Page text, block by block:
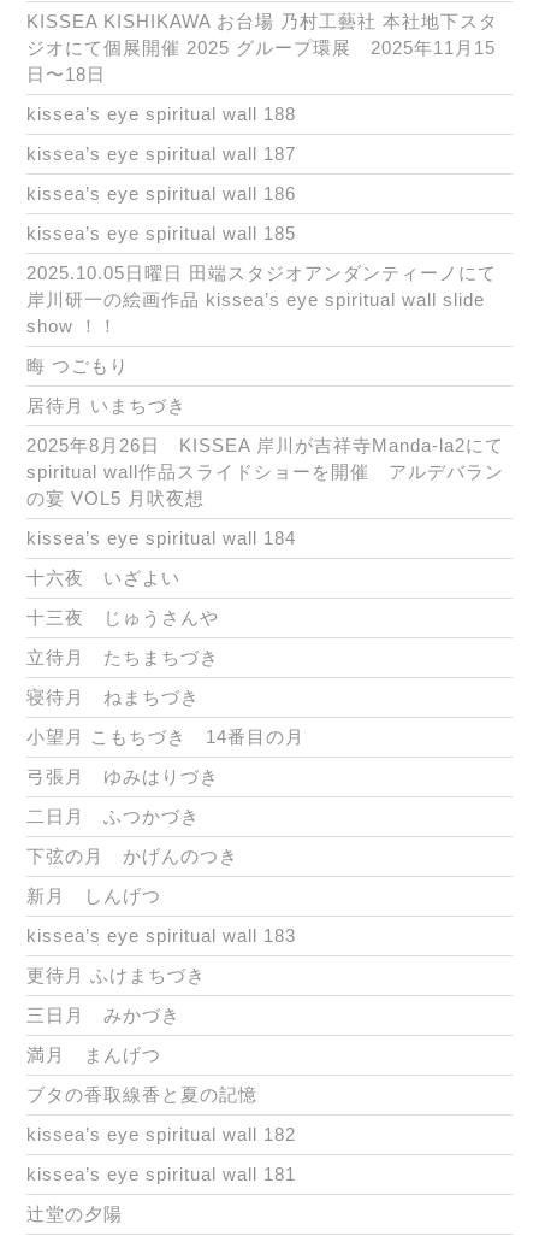
KISSEA KISHIKAWA お台場 乃村工藝社 本社地下スタ
ジオにて個展開催 2025 グループ環展 2025年11月15
日〜18日
kissea’s eye spiritual wall 188
kissea’s eye spiritual wall 187
kissea’s eye spiritual wall 186
kissea’s eye spiritual wall 185
2025.10.05日曜日 田端スタジオアンダンティーノにて
岸川研一の絵画作品 kissea’s eye spiritual wall slide
show ！！
晦 つごもり
居待月 いまちづき
2025年8月26日 KISSEA 岸川が吉祥寺Manda-la2にて
spiritual wall作品スライドショーを開催 アルデバラン
の宴 VOL5 月吠夜想
kissea’s eye spiritual wall 184
十六夜 いざよい
十三夜 じゅうさんや
立待月 たちまちづき
寝待月 ねまちづき
小望月 こもちづき 14番目の月
弓張月 ゆみはりづき
二日月 ふつかづき
下弦の月 かげんのつき
新月 しんげつ
kissea’s eye spiritual wall 183
更待月 ふけまちづき
三日月 みかづき
満月 まんげつ
ブタの香取線香と夏の記憶
kissea’s eye spiritual wall 182
kissea’s eye spiritual wall 181
辻堂の夕陽